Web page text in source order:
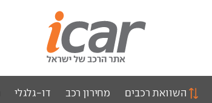
השוואת רכבים מחירון רכב דו-גלגלי